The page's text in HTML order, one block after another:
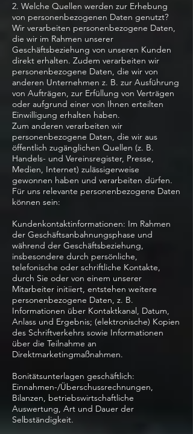
2. Welche Quellen werden zur Erhebung
von personenbezogenen Daten genutzt?
Wir verarbeiten personenbezogene Daten,
die wir im Rahmen unserer
Geschäftsbeziehung von unseren Kunden
direkt erhalten. Zudem verarbeiten wir
personenbezogene Daten, die wir von
anderen Unternehmen z. B. zur Ausführung
von Aufträgen, zur Erfüllung von Verträgen
oder aufgrund einer von Ihnen erteilten
Einwilligung erhalten haben.
Zum anderen verarbeiten wir
personenbezogene Daten, die wir aus
öffentlich zugänglichen Quellen (z. B.
Handels- und Vereinsregister, Presse,
Medien, Internet) zulässigerweise
gewonnen haben und verarbeiten dürfen.
Für uns relevante personenbezogene Daten
können sein:
Kundenkontaktinformationen: Im Rahmen
der Geschäftsanbahnungsphase und
während der Geschäftsbeziehung,
insbesondere durch persönliche,
telefonische oder schriftliche Kontakte,
durch Sie oder von einem unserer
Mitarbeiter initiiert, entstehen weitere
personenbezogene Daten, z. B.
Informationen über Kontaktkanal, Datum,
Anlass und Ergebnis; (elektronische) Kopien
des Schriftverkehrs sowie Informationen
über die Teilnahme an
Direktmarketingmaßnahmen.
Bonitätsunterlagen geschäftlich:
Einnahmen-/Überschussrechnungen,
Bilanzen, betriebswirtschaftliche
Auswertung, Art und Dauer der
Selbständigkeit.